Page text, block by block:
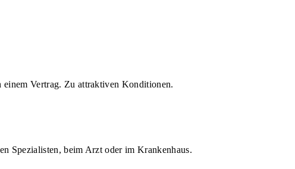
einem Vertrag. Zu attraktiven Konditionen.
Spezialisten, beim Arzt oder im Krankenhaus.